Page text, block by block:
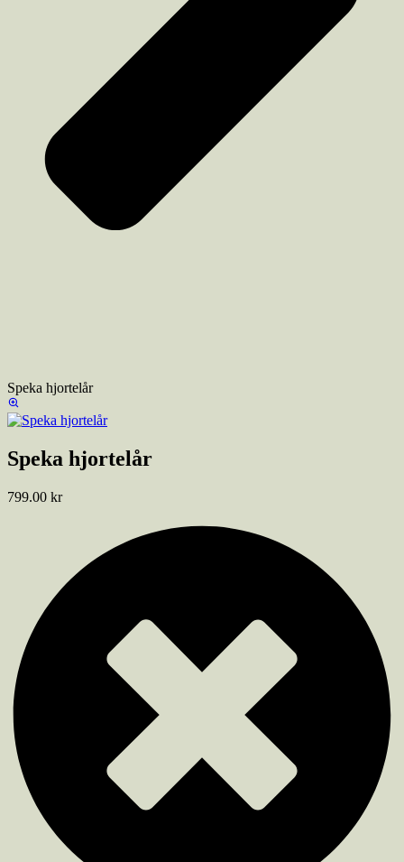
Speka hjortelår
Speka hjortelår
799.00 kr